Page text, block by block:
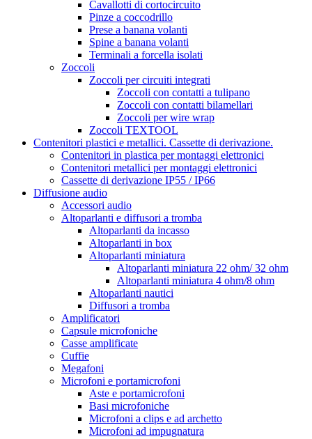
Cavallotti di cortocircuito
Pinze a coccodrillo
Prese a banana volanti
Spine a banana volanti
Terminali a forcella isolati
Zoccoli
Zoccoli per circuiti integrati
Zoccoli con contatti a tulipano
Zoccoli con contatti bilamellari
Zoccoli per wire wrap
Zoccoli TEXTOOL
Contenitori plastici e metallici. Cassette di derivazione.
Contenitori in plastica per montaggi elettronici
Contenitori metallici per montaggi elettronici
Cassette di derivazione IP55 / IP66
Diffusione audio
Accessori audio
Altoparlanti e diffusori a tromba
Altoparlanti da incasso
Altoparlanti in box
Altoparlanti miniatura
Altoparlanti miniatura 22 ohm/ 32 ohm
Altoparlanti miniatura 4 ohm/8 ohm
Altoparlanti nautici
Diffusori a tromba
Amplificatori
Capsule microfoniche
Casse amplificate
Cuffie
Megafoni
Microfoni e portamicrofoni
Aste e portamicrofoni
Basi microfoniche
Microfoni a clips e ad archetto
Microfoni ad impugnatura